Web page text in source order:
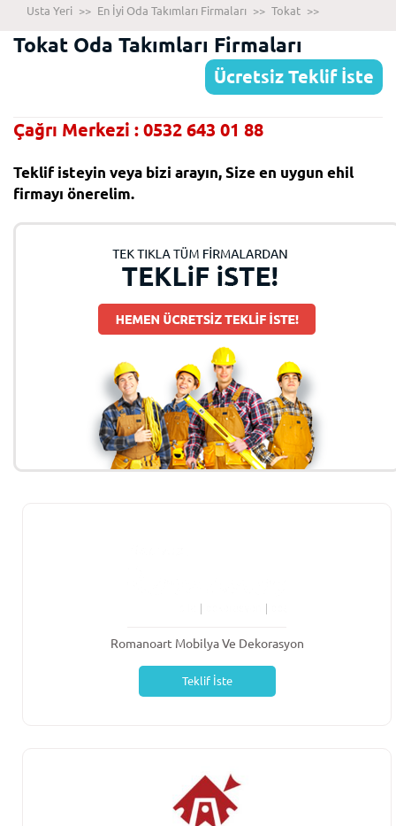
Usta Yeri >> En İyi Oda Takımları Firmaları >> Tokat >>
Tokat Oda Takımları Firmaları
Ücretsiz Teklif İste
Çağrı Merkezi : 0532 643 01 88
Teklif isteyin veya bizi arayın, Size en uygun ehil
firmayı önerelim.
Romanoart Mobilya Ve Dekorasyon
Teklif İste